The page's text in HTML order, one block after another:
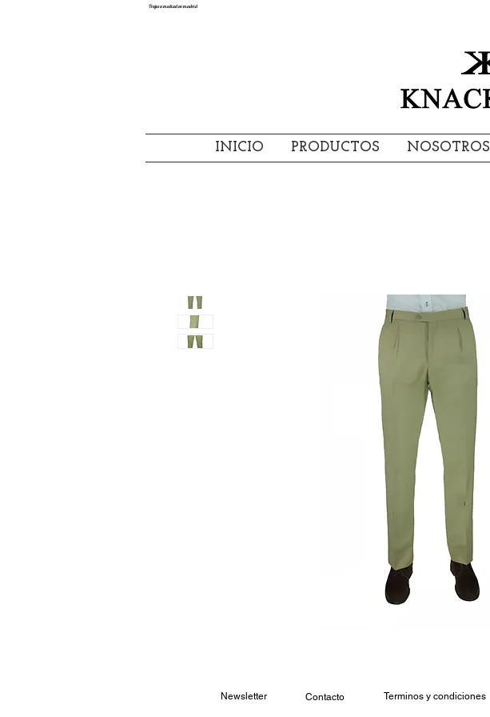
INICIO PRODUCTOS NOSOTROS
Trajes a mediad en madrid
Newsletter Contacto Terminos y condiciones